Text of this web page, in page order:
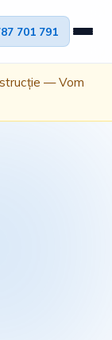
701 791
— Vom